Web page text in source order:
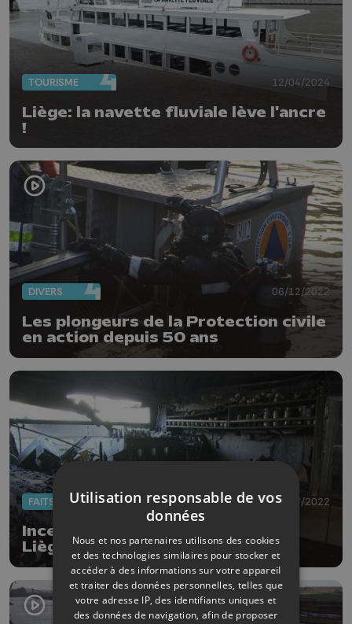
TOURISME 12/04/2024
Liège: la navette fluviale lève l'ancre
!
DIVERS 06/12/2022
Les plongeurs de la Protection civile
en action depuis 50 ans
FAITS DIVERS 18/07/2022
Incendie du bateau "Le Pays de
Liège" : que s'est-il passé ?
Utilisation responsable de vos
données
Nous et nos partenaires utilisons des cookies
et des technologies similaires pour stocker et
accéder à des informations sur votre appareil
et traiter des données personnelles, telles que
votre adresse IP, des identifiants uniques et
des données de navigation, afin de proposer